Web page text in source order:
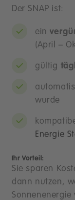
Der SNAP ist:
ein
(April –
gültig
wurde
Energie
Ihr Vorteil:
Sie sparen
dann nutzen,
Sonnenenergie